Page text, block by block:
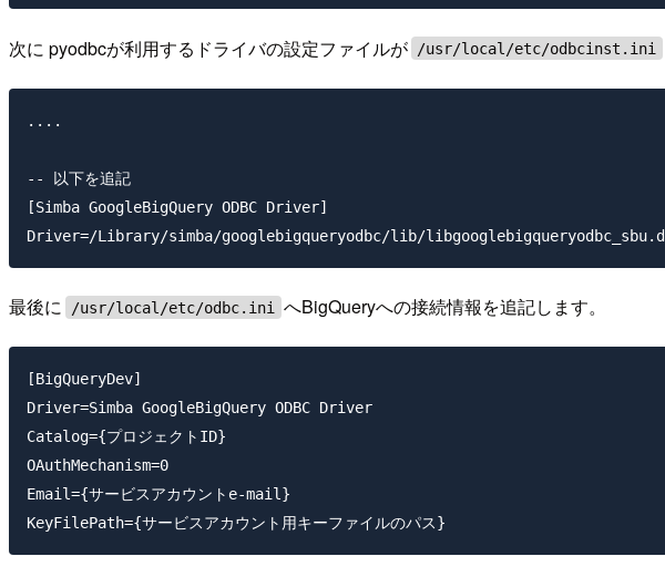
次に pyodbcが利用するドライバの設定ファイルが /usr/local/etc/odbcinst.ini
....
-- 以下を追記
[Simba GoogleBigQuery ODBC Driver]
最後に /usr/local/etc/odbc.ini へBigQueryへの接続情報を追記します。
[BigQueryDev]
Driver=Simba GoogleBigQuery ODBC Driver
Catalog={プロジェクトID}
OAuthMechanism=0
Email={サービスアカウントe-mail}